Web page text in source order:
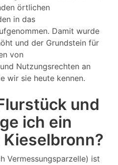
örtlichen
in das
Damit wurde
und der Grundstein für
von
Nutzungsrechten an
wir sie heute kennen.
und
ich ein
Vermessungsparzelle) ist